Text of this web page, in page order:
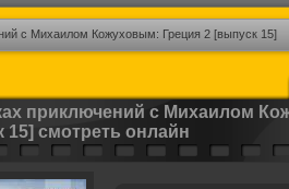
с Михаилом Кожуховым: Греция 2 [выпуск 15]
приключений с Михаилом
15] смотреть онлайн